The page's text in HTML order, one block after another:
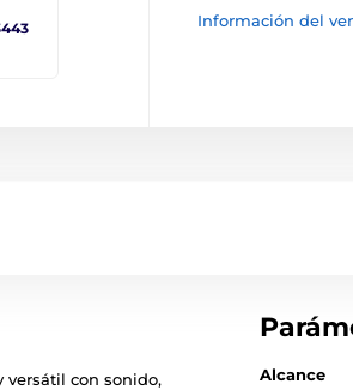
Información del
versátil con sonido,
Alcance